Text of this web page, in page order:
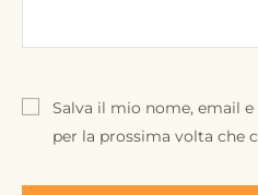
Salva il mio nome, email
per la prossima volta che